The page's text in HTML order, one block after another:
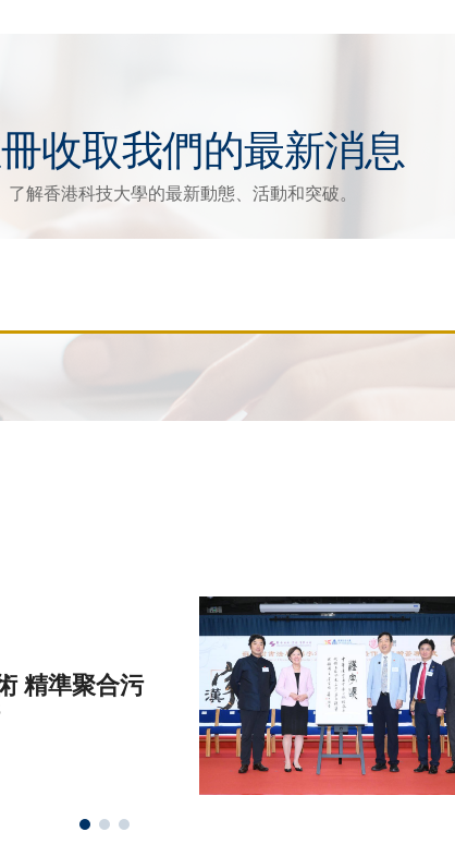
收取我們的最新消息
了解香港科技大學的最新動態、活動和突破。
精準聚合污